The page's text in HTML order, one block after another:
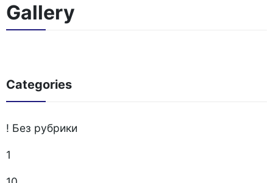
Gallery
Categories
! Без рубрики
1